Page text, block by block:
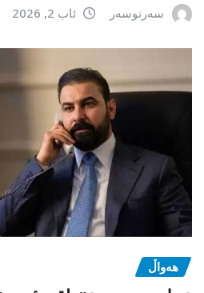
سەرنوسەر ئاب 2, 2026
هەواڵ